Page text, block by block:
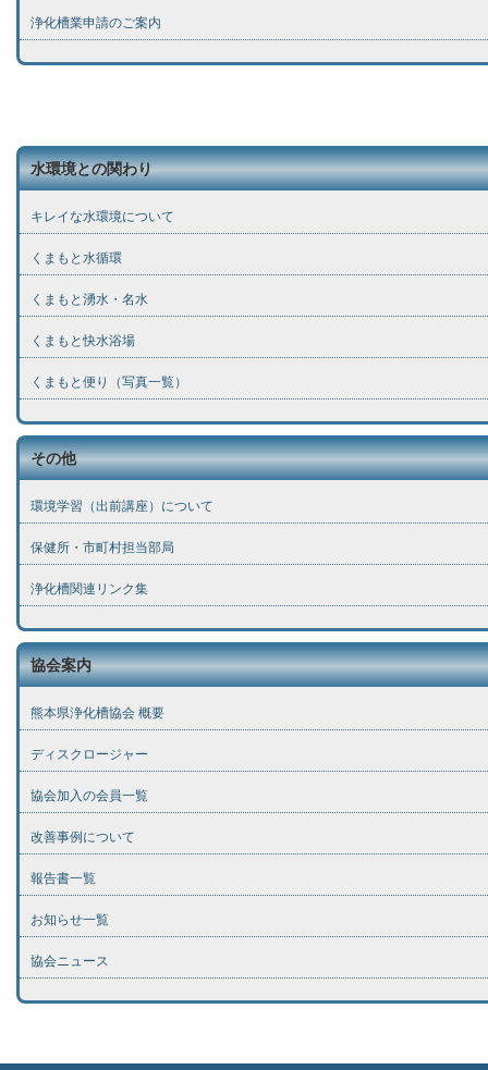
浄化槽業申請のご案内
水環境との関わり
キレイな水環境について
くまもと水循環
くまもと湧水・名水
くまもと快水浴場
くまもと便り（写真一覧）
その他
環境学習（出前講座）について
保健所・市町村担当部局
浄化槽関連リンク集
協会案内
熊本県浄化槽協会 概要
ディスクロージャー
協会加入の会員一覧
改善事例について
報告書一覧
お知らせ一覧
協会ニュース